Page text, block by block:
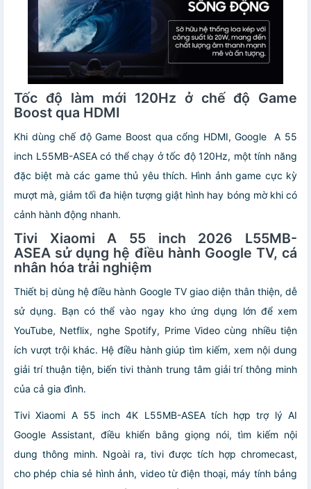
Tốc độ làm mới 120Hz ở chế độ Game
Boost qua HDMI
Khi dùng chế độ Game Boost qua cổng HDMI, Google A 55
inch L55MB-ASEA có thể chạy ở tốc độ 120Hz, một tính năng
đặc biệt mà các game thủ yêu thích. Hình ảnh game cực kỳ
mượt mà, giảm tối đa hiện tượng giật hình hay bóng mờ khi có
cảnh hành động nhanh.
Tivi Xiaomi A 55 inch 2026 L55MB-
ASEA sử dụng hệ điều hành Google TV, cá
nhân hóa trải nghiệm
Thiết bị dùng hệ điều hành Google TV giao diện thân thiện, dễ
sử dụng. Bạn có thể vào ngay kho ứng dụng lớn để xem
YouTube, Netflix, nghe Spotify, Prime Video cùng nhiều tiện
ích vượt trội khác. Hệ điều hành giúp tìm kiếm, xem nội dung
giải trí thuận tiện, biến tivi thành trung tâm giải trí thông minh
của cả gia đình.
Tivi Xiaomi A 55 inch 4K L55MB-ASEA tích hợp trợ lý AI
Google Assistant, điều khiển bằng giọng nói, tìm kiếm nội
dung thông minh. Ngoài ra, tivi được tích hợp chromecast,
cho phép chia sẻ hình ảnh, video từ điện thoại, máy tính bảng